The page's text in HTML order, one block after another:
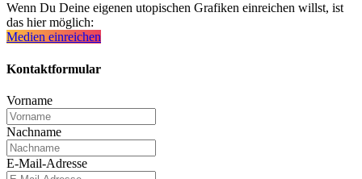
Wenn Du Deine eigenen utopischen Grafiken einreichen willst, ist
das hier möglich:
Medien einreichen
Kontaktformular
Vorname
Nachname
E-Mail-Adresse